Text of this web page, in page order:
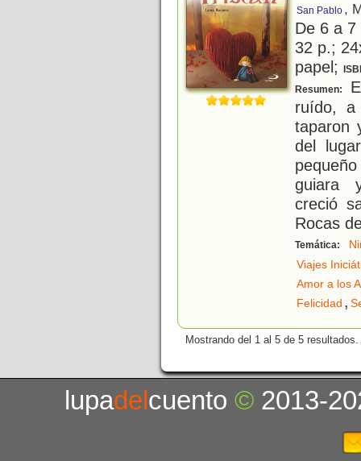
San Pablo ,
De 6 a
32 p.;
papel;
Resumen:
ruído,
taparon
del
guiara
creció
Rocas
Temática:
Viajes
Amor a los
Felicidad ,
Mostrando del 1 al 5 de 5 resultados.
lupadelcuento© 2013-